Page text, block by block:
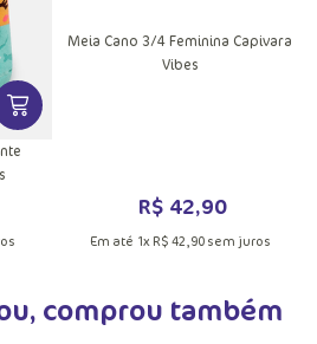
MAIS INFORMAÇÕES DO
Meia Cano 3/4 Feminina Capivara
Vibes
R$ 42,90
Em até 1x R$ 42,90sem juros
comprou também